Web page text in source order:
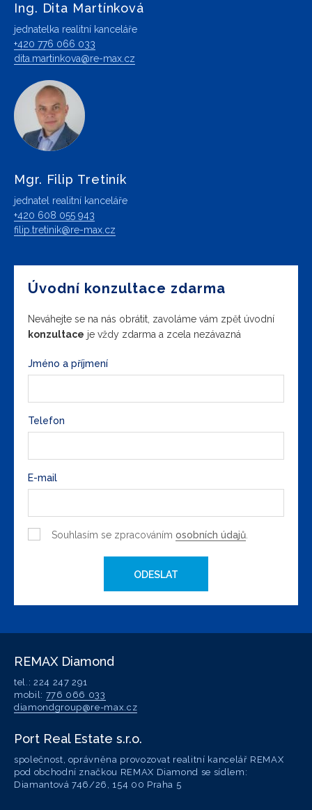
Ing. Dita Martínková
jednatelka realitní kanceláře
+420 776 066 033
dita.martinkova@re-max.cz
Mgr. Filip Tretiník
jednatel realitní kanceláře
+420 608 055 943
filip.tretinik@re-max.cz
Úvodní konzultace zdarma
Neváhejte se na nás obrátit, zavoláme vám zpět úvodní
konzultace je vždy zdarma a zcela nezávazná
Jméno a příjmení
Telefon
E-mail
Souhlasím se zpracováním osobních údajů
ODESLAT
REMAX Diamond
tel.: 224 247 291
mobil: 776 066 033
diamondgroup@re-max.cz
Port Real Estate s.r.o.
společnost, oprávněna provozovat realitní kancelář REMAX
pod obchodní značkou REMAX Diamond se sídlem:
Diamantová 746/26, 154 00 Praha 5